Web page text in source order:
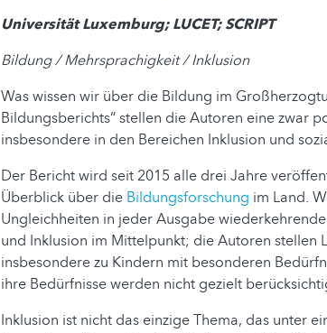
Universität Luxemburg; LUCET; SCRIPT
Bildung / Mehrsprachigkeit / Inklusion
Was wissen wir über die Bildung im
Bildungsberichts“ stellen die Autoren eine zwar
insbesondere in den Bereichen Inklusion und
Der Bericht wird seit 2015 alle drei Jahre
Überblick über die Bildungsforschung im Land.
Ungleichheiten in jeder Ausgabe
und Inklusion im Mittelpunkt; die Autoren stellen
insbesondere zu Kindern mit besonderen
ihre Bedürfnisse werden nicht gezielt
Inklusion ist nicht das einzige Thema, das unter